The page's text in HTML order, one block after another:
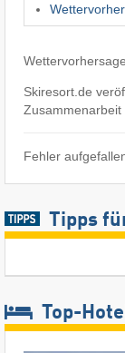
Skiresort.de
Zusammenarbeit
Fehler
Tipps
Top-